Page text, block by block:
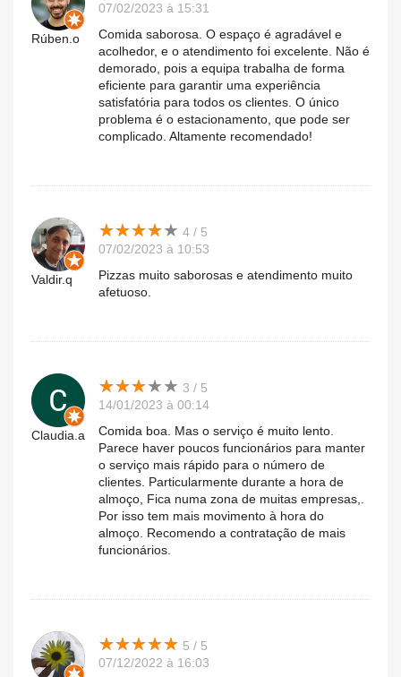
Rúben.o
07/02/2023 à 15:31
Comida saborosa. O espaço é agradável e
acolhedor, e o atendimento foi excelente. Não é
demorado, pois a equipa trabalha de forma
eficiente para garantir uma experiência
satisfatória para todos os clientes. O único
problema é o estacionamento, que pode ser
complicado. Altamente recomendado!
Valdir.q
★★★★★
★★★★★ 4 / 5
07/02/2023 à 10:53
Pizzas muito saborosas e atendimento muito
afetuoso.
Claudia.a
★★★★★
★★★★★ 3 / 5
14/01/2023 à 00:14
Comida boa. Mas o serviço é muito lento.
Parece haver poucos funcionários para manter
o serviço mais rápido para o número de
clientes. Particularmente durante a hora de
almoço, Fica numa zona de muitas empresas,.
Por isso tem mais movimento à hora do
almoço. Recomendo a contratação de mais
funcionários.
★★★★★
★★★★★ 5 / 5
07/12/2022 à 16:03